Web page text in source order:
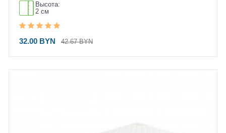
Высота:
2 см
32.00 BYN 42.67 BYN